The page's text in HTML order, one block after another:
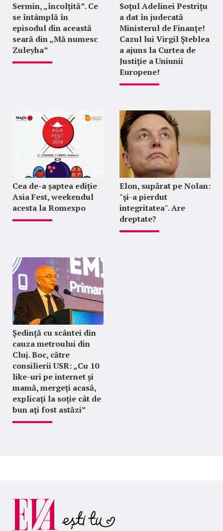
Sermin, „încolțită”. Ce
se întâmplă în
episodul din această
seară din „Mă numesc
Zuleyha”
Soţul Adelinei Pestriţu
a dat în judecată
Ministerul de Finanţe!
Cazul lui Virgil Şteblea
a ajuns la Curtea de
Justiţie a Uniunii
Europene!
Cea de-a șaptea ediție
Asia Fest, weekendul
acesta la Romexpo
Elon, supărat pe Nolan:
"şi-a pierdut
integritatea". Are
dreptate?
Ședință cu scântei din
cauza metroului din
Cluj. Boc, către
consilierii USR: „Cu 10
like-uri pe internet și
mamă, mergeți acasă,
explicați la soție cât de
bun ați fost astăzi”